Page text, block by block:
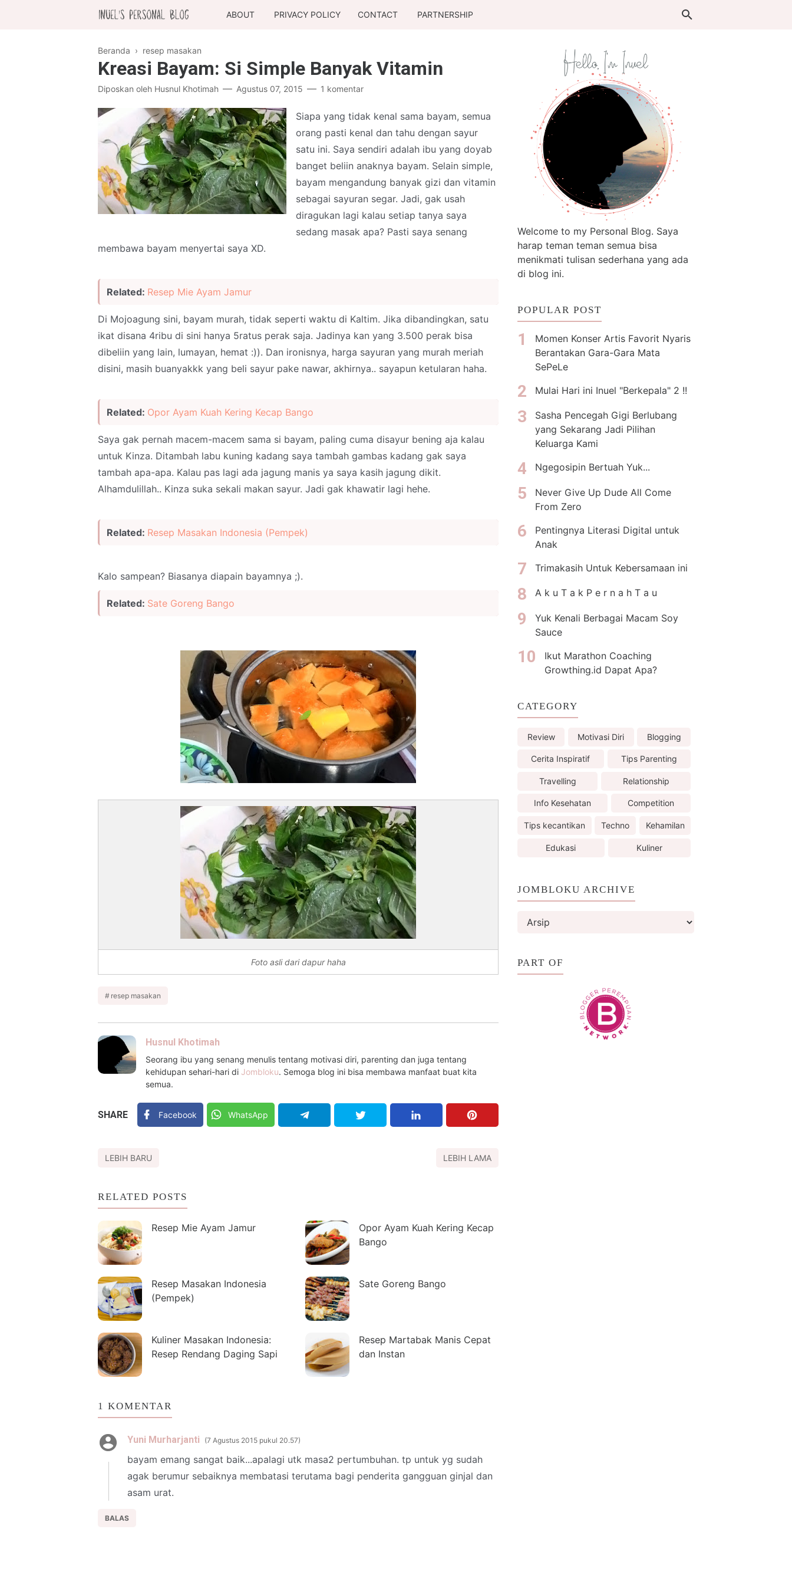
ABOUT PRIVACY POLICY CONTACT PARTNERSHIP
Beranda › resep masakan
Kreasi Bayam: Si Simple Banyak Vitamin
Diposkan oleh Husnul Khotimah Agustus 07, 2015 1 komentar
Siapa yang tidak kenal sama bayam, semua
orang pasti kenal dan tahu dengan sayur
satu ini. Saya sendiri adalah ibu yang doyab
banget beliin anaknya bayam. Selain simple,
bayam mengandung banyak gizi dan vitamin
sebagai sayuran segar. Jadi, gak usah
diragukan lagi kalau setiap tanya saya
sedang masak apa? Pasti saya senang
membawa bayam menyertai saya XD.
Related: Resep Mie Ayam Jamur
Di Mojoagung sini, bayam murah, tidak seperti waktu di Kaltim. Jika dibandingkan, satu
ikat disana 4ribu di sini hanya 5ratus perak saja. Jadinya kan yang 3.500 perak bisa
dibeliin yang lain, lumayan, hemat :)). Dan ironisnya, harga sayuran yang murah meriah
disini, masih buanyakkk yang beli sayur pake nawar, akhirnya.. sayapun ketularan haha.
Related: Opor Ayam Kuah Kering Kecap Bango
Saya gak pernah macem-macem sama si bayam, paling cuma disayur bening aja kalau
untuk Kinza. Ditambah labu kuning kadang saya tambah gambas kadang gak saya
tambah apa-apa. Kalau pas lagi ada jagung manis ya saya kasih jagung dikit.
Alhamdulillah.. Kinza suka sekali makan sayur. Jadi gak khawatir lagi hehe.
Related: Resep Masakan Indonesia (Pempek)
Kalo sampean? Biasanya diapain bayamnya ;).
Related: Sate Goreng Bango
Foto asli dari dapur haha
resep masakan
Husnul Khotimah
Seorang ibu yang senang menulis tentang motivasi diri, parenting dan juga tentang
kehidupan sehari-hari di Jombloku. Semoga blog ini bisa membawa manfaat buat kita
semua.
SHARE Facebook WhatsApp
LEBIH BARU LEBIH LAMA
RELATED POSTS
Resep Mie Ayam Jamur
Opor Ayam Kuah Kering Kecap
Bango
Resep Masakan Indonesia
(Pempek)
Sate Goreng Bango
Kuliner Masakan Indonesia:
Resep Rendang Daging Sapi
Resep Martabak Manis Cepat
dan Instan
1 KOMENTAR
Yuni Murharjanti 7 Agustus 2015 pukul 20.57
bayam emang sangat baik...apalagi utk masa2 pertumbuhan. tp untuk yg sudah
agak berumur sebaiknya membatasi terutama bagi penderita gangguan ginjal dan
asam urat.
BALAS
Welcome to my Personal Blog. Saya
harap teman teman semua bisa
menikmati tulisan sederhana yang ada
di blog ini.
POPULAR POST
Momen Konser Artis Favorit Nyaris
Berantakan Gara-Gara Mata
SePeLe
Mulai Hari ini Inuel "Berkepala" 2 !!
Sasha Pencegah Gigi Berlubang
yang Sekarang Jadi Pilihan
Keluarga Kami
Ngegosipin Bertuah Yuk...
Never Give Up Dude All Come
From Zero
Pentingnya Literasi Digital untuk
Anak
Trimakasih Untuk Kebersamaan ini
A k u T a k P e r n a h T a u
Yuk Kenali Berbagai Macam Soy
Sauce
Ikut Marathon Coaching
Growthing.id Dapat Apa?
CATEGORY
Review Motivasi Diri Blogging
Cerita Inspiratif Tips Parenting
Travelling Relationship
Info Kesehatan Competition
Tips kecantikan Techno Kehamilan
Edukasi Kuliner
JOMBLOKU ARCHIVE
PART OF